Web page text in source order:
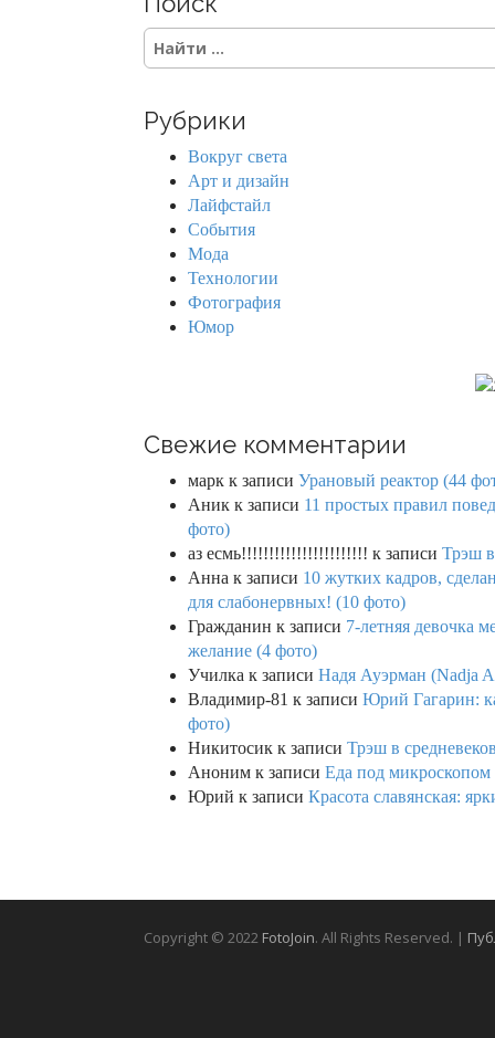
S
c
Рубрики
Вокруг света
Арт и дизайн
Лайфстайл
События
Мода
Технологии
Фотография
Юмор
Свежие комментарии
марк к записи Урановый реактор (44
Аник к записи 11 простых правил
фото)
аз есмь!!!!!!!!!!!!!!!!!!!!!!! к записи Трэш в
Анна к записи 10 жутких кадров,
для слабонервных! (10 фото)
Гражданин к записи 7-летняя девочка
желание (4 фото)
Училка к записи Надя Ауэрман (Nadja
Владимир-81 к записи Юрий Гагарин:
фото)
Никитосик к записи Трэш в
Аноним к записи Еда под микроскопом
Юрий к записи Красота славянская:
Copyright © 2022 FotoJoin. All Rights Reserved. |